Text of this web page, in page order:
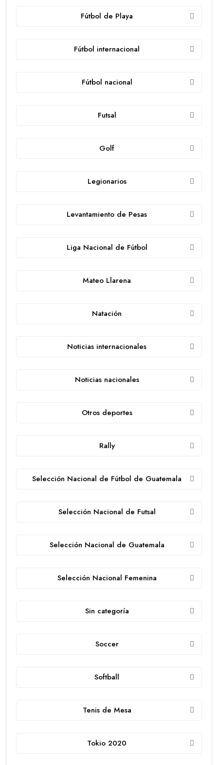
Fútbol de Playa
Fútbol internacional
Fútbol nacional
Futsal
Golf
Legionarios
Levantamiento de Pesas
Liga Nacional de Fútbol
Mateo Llarena
Natación
Noticias internacionales
Noticias nacionales
Otros deportes
Rally
Selección Nacional de Fútbol de Guatemala
Selección Nacional de Futsal
Selección Nacional de Guatemala
Selección Nacional Femenina
Sin categoría
Soccer
Softball
Tenis de Mesa
Tokio 2020